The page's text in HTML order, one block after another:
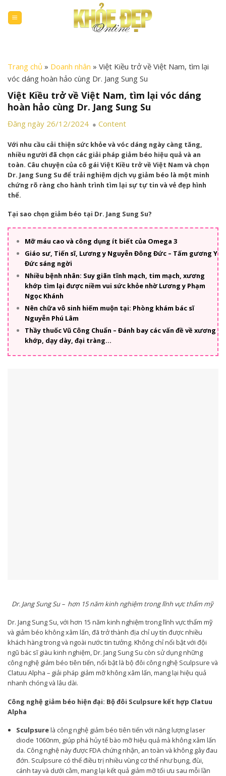
content
Trang chủ » Doanh nhân » Việt Kiều trở về Việt Nam, tìm lại
vóc dáng hoàn hảo cùng Dr. Jang Sung Su
Việt Kiều trở về Việt Nam, tìm lại vóc dáng
hoàn hảo cùng Dr. Jang Sung Su
Đăng ngày 26/12/2024 Content
Với nhu cầu cải thiện sức khỏe và vóc dáng ngày càng tăng,
nhiều người đã chọn các giải pháp giảm béo hiệu quả và an
toàn. Câu chuyện của cô gái Việt Kiều trở về Việt Nam và chọn
Dr. Jang Sung Su để trải nghiệm dịch vụ giảm béo là một minh
chứng rõ ràng cho hành trình tìm lại sự tự tin và vẻ đẹp hình
thể.
Tại sao chọn giảm béo tại Dr. Jang Sung Su?
Mỡ máu cao và công dụng ít biết của Omega 3
Giáo sư, Tiến sĩ, Lương y Nguyễn Đông Đức – Tấm gương Y
Đức sáng ngời
Nhiều bệnh nhân: Suy giãn tĩnh mạch, tim mạch, xương
khớp tìm lại được niềm vui sức khỏe nhờ Lương y Phạm
Ngọc Khánh
Nên chữa vô sinh hiếm muộn tại: Phòng khám bác sĩ
Nguyễn Phú Lâm
Thầy thuốc Vũ Công Chuẩn – Đánh bay các vấn đề về xương
khớp, dạy dày, đại tràng…
Dr. Jang Sung Su – hơn 15 năm kinh nghiệm trong lĩnh vực thẩm mỹ
Dr. Jang Sung Su, với hơn 15 năm kinh nghiệm trong lĩnh vực thẩm mỹ
và giảm béo không xâm lấn, đã trở thành địa chỉ uy tín được nhiều
khách hàng trong và ngoài nước tin tưởng. Không chỉ nổi bật với đội
ngũ bác sĩ giàu kinh nghiệm, Dr. Jang Sung Su còn sử dụng những
công nghệ giảm béo tiên tiến, nổi bật là bộ đôi công nghệ Sculpsure và
Clatuu Alpha – giải pháp giảm mỡ không xâm lấn, mang lại hiệu quả
nhanh chóng và lâu dài.
Công nghệ giảm béo hiện đại: Bộ đôi Sculpsure kết hợp Clatuu
Alpha
Sculpsurelà công nghệ giảm béo tiên tiến với năng lượng laser
diode 1060nm, giúp phá hủy tế bào mỡ hiệu quả mà không xâm lấn
da. Công nghệ này được FDA chứng nhận, an toàn và không gây đau
đớn. Sculpsure có thể điều trị nhiều vùng cơ thể như bụng, đùi,
cánh tay và dưới cằm, mang lại kết quả giảm mỡ tối ưu sau mỗi lần